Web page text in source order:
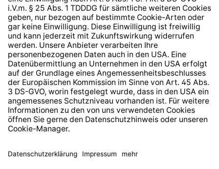
* Alle Preise inkl. gesetzl. Mehrwertsteuer zzgl.
anders angegeben.